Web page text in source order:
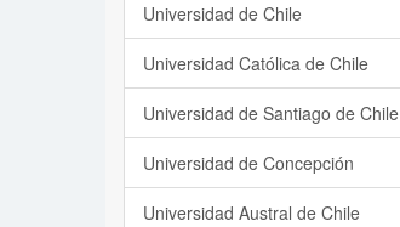
Universidad de Chile
Universidad Católica de Chile
Universidad de Santiago de Chile
Universidad de Concepción
Universidad Austral de Chile